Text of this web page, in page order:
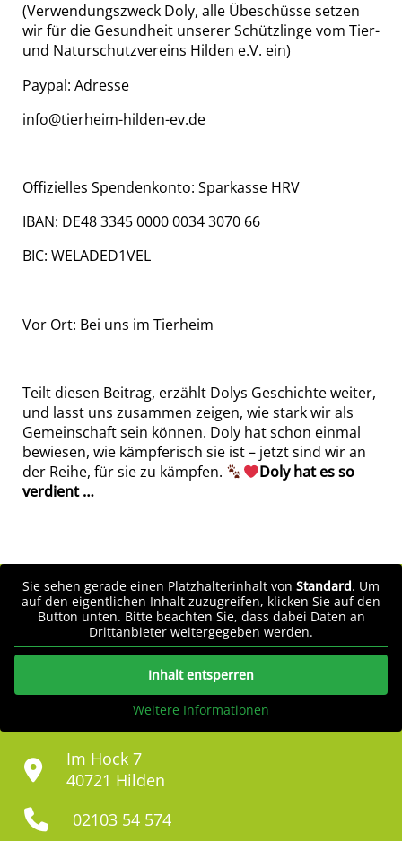
(Verwendungszweck Doly, alle Übeschüsse setzen
wir für die Gesundheit unserer Schützlinge vom Tier-
und Naturschutzvereins Hilden e.V. ein)
Paypal: Adresse
info@tierheim-hilden-ev.de
Offizielles Spendenkonto: Sparkasse HRV
IBAN: DE48 3345 0000 0034 3070 66
BIC: WELADED1VEL
Vor Ort: Bei uns im Tierheim
Teilt diesen Beitrag, erzählt Dolys Geschichte weiter,
und lasst uns zusammen zeigen, wie stark wir als
Gemeinschaft sein können. Doly hat schon einmal
bewiesen, wie kämpferisch sie ist – jetzt sind wir an
der Reihe, für sie zu kämpfen.
Doly hat es so
verdient …
Sie sehen gerade einen Platzhalterinhalt von Standard. Um
auf den eigentlichen Inhalt zuzugreifen, klicken Sie auf den
Button unten. Bitte beachten Sie, dass dabei Daten an
Drittanbieter weitergegeben werden.
Inhalt entsperren
Weitere Informationen
Im Hock 7
40721 Hilden
02103 54 574